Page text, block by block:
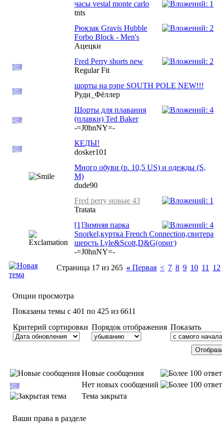
часы vestal monte carlo
tnts
Рюкзак Gravis Hubble
Forbo Block - Men's
Ацецки
Fred Perry shorts new
Regular Fit
шорты на рэпе SOUTH POLE NEW!!!
Руди_Фёллер
Шорты для плавания
(плавки) Ted Baker
-=J0hnNY=-
КЕДЫ!
dosker101
Много обуви (р. 10,5 US) и одежды (S,
M)
dude90
Fred perry новые 43
Tratata
[1]Зимняя парка
Snorkel,куртка French Connection,свитера
шерсть Lyle&Scott,D&G(ориг)
-=J0hnNY=-
Страница 17 из 265 « Первая < 7 8 9 10 11 12
Опции просмотра
Показаны темы с 401 по 425 из 6611
Критерий сортировки Порядок отображения Показать
Новые сообщения
Нет новых сообщений
Тема закрыта
Ваши права в разделе